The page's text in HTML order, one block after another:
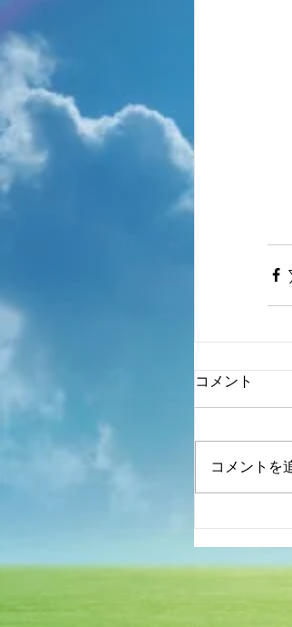
コメント
コメントを